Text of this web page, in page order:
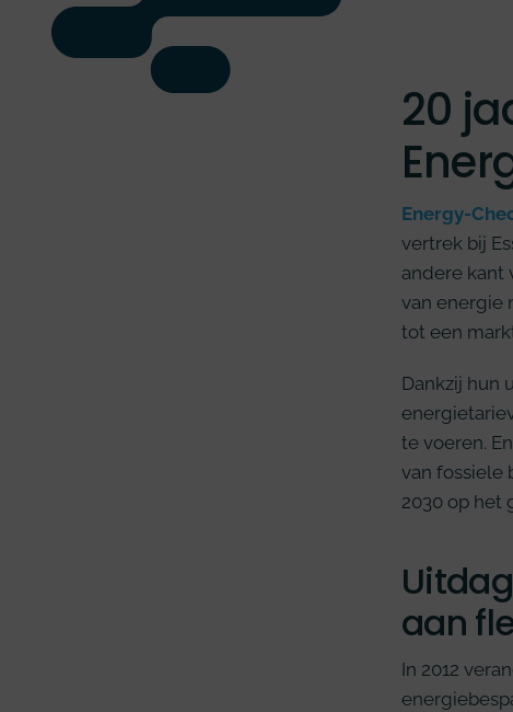
20
Energy-
vertrek bij
andere kant
van energie
tot een
Dankzij hun
te voeren.
van fossiele
2030 op het
aan
In 2012